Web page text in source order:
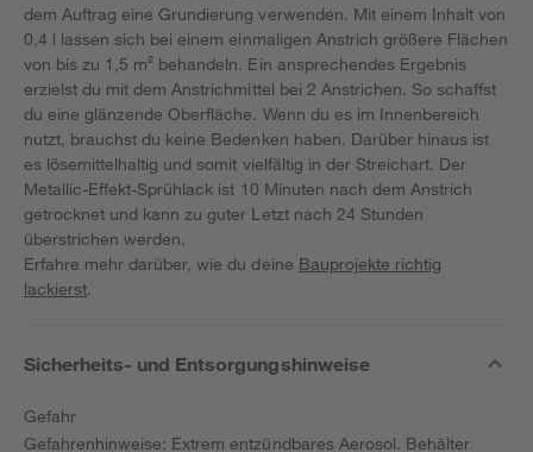
dem Auftrag eine Grundierung verwenden. Mit einem Inhalt von
0,4 l lassen sich bei einem einmaligen Anstrich größere Flächen
von bis zu 1,5 m² behandeln. Ein ansprechendes Ergebnis
erzielst du mit dem Anstrichmittel bei 2 Anstrichen. So schaffst
du eine glänzende Oberfläche. Wenn du es im Innenbereich
nutzt, brauchst du keine Bedenken haben. Darüber hinaus ist
es lösemittelhaltig und somit vielfältig in der Streichart. Der
Metallic-Effekt-Sprühlack ist 10 Minuten nach dem Anstrich
getrocknet und kann zu guter Letzt nach 24 Stunden
überstrichen werden.
Erfahre mehr darüber, wie du deine Bauprojekte richtig
lackierst.
Sicherheits- und Entsorgungshinweise
Gefahr
Gefahrenhinweise: Extrem entzündbares Aerosol. Behälter